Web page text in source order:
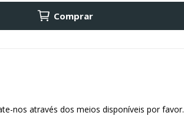
Comprar
nos através dos meios disponíveis por favor.